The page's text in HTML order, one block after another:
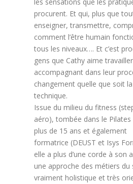
procurent. Et qui, plus que
enseigner, transmettre,
comment l’être humain
tous les niveaux…. Et c’est
gens que Cathy aime
accompagnant dans leur
changement quelle que soit la
technique.
Issue du milieu du fitness
aéro), tombée dans le Pilates
plus de 15 ans et également
formatrice (DEUST et Isys
elle a plus d’une corde à son
une approche des métiers du
vraiment holistique et très